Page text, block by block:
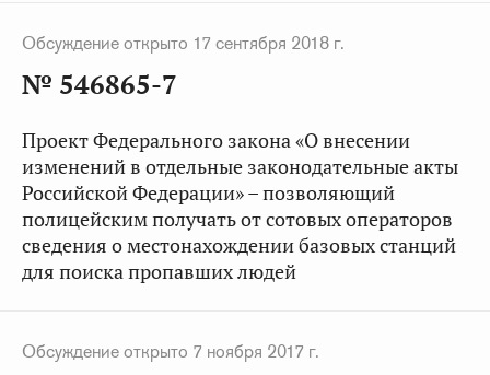
Обсуждение открыто 17 сентября 2018 г.
№ 546865-7
Проект Федерального закона «О внесении
изменений в отдельные законодательные акты
Российской Федерации» – позволяющий
полицейским получать от сотовых операторов
сведения о местонахождении базовых станций
для поиска пропавших людей
Обсуждение открыто 7 ноября 2017 г.